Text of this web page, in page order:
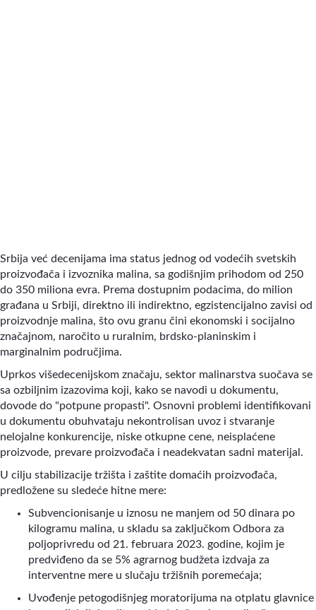
Srbija već decenijama ima status jednog od vodećih svetskih
proizvođača i izvoznika malina, sa godišnjim prihodom od 250
do 350 miliona evra. Prema dostupnim podacima, do milion
građana u Srbiji, direktno ili indirektno, egzistencijalno zavisi od
proizvodnje malina, što ovu granu čini ekonomski i socijalno
značajnom, naročito u ruralnim, brdsko-planinskim i
marginalnim područjima.
Uprkos višedecenijskom značaju, sektor malinarstva suočava se
sa ozbiljnim izazovima koji, kako se navodi u dokumentu,
dovode do "potpune propasti". Osnovni problemi identifikovani
u dokumentu obuhvataju nekontrolisan uvoz i stvaranje
nelojalne konkurencije, niske otkupne cene, neisplaćene
proizvode, prevare proizvođača i neadekvatan sadni materijal.
U cilju stabilizacije tržišta i zaštite domaćih proizvođača,
predložene su sledeće hitne mere:
Subvencionisanje u iznosu ne manjem od 50 dinara po
kilogramu malina, u skladu sa zaključkom Odbora za
poljoprivredu od 21. februara 2023. godine, kojim je
predviđeno da se 5% agrarnog budžeta izdvaja za
interventne mere u slučaju tržišnih poremećaja;
Uvođenje petogodišnjeg moratorijuma na otplatu glavnice